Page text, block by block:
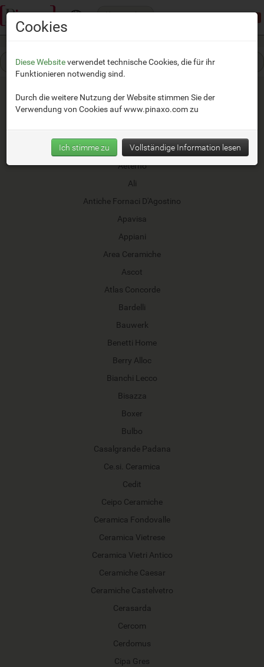
Kategorien
41zero42
ABK
Aeterno
Ali
Antiche Fornaci D'Agostino
Apavisa
Appiani
Area Ceramiche
Ascot
Atlas Concorde
Bardelli
Bauwerk
Benetti Home
Berry Alloc
Bianchi Lecco
Bisazza
Boxer
Bulbo
Casalgrande Padana
Ce.si. Ceramica
Cedit
Ceipo Ceramiche
Ceramica Fondovalle
Ceramica Vietrese
Ceramica Vietri Antico
Ceramiche Caesar
Ceramiche Castelvetro
Cerasarda
Cercom
Cerdomus
Cipa Gres
Cookies
Diese Websiteverwendet technische Cookies, die für ihr
Funktionieren notwendig sind.
Durch die weitere Nutzung der Website stimmen Sie der
Verwendung von Cookies aufwww.pinaxo.comzu
Ich stimme zu Vollständige Information lesen